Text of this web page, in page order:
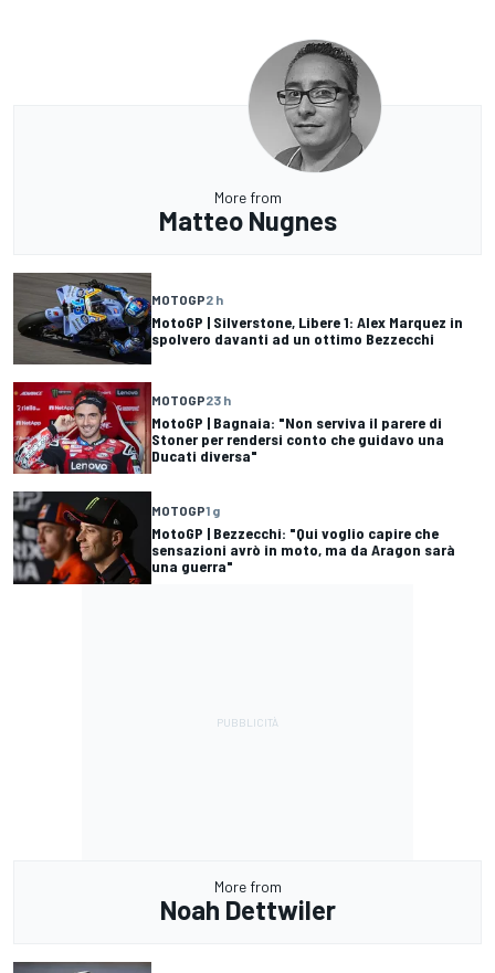
More from
Matteo Nugnes
MOTOGP2 h
MotoGP | Silverstone, Libere 1: Alex Marquez in
spolvero davanti ad un ottimo Bezzecchi
MOTOGP23 h
MotoGP | Bagnaia: "Non serviva il parere di
Stoner per rendersi conto che guidavo una
Ducati diversa"
MOTOGP1 g
MotoGP | Bezzecchi: "Qui voglio capire che
sensazioni avrò in moto, ma da Aragon sarà
una guerra"
More from
Noah Dettwiler